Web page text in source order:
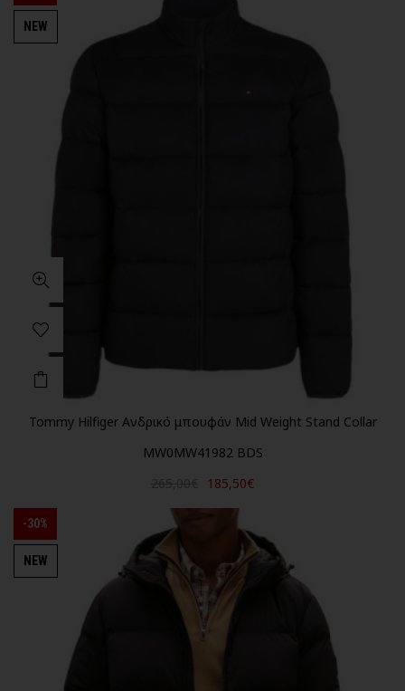
NEW
Tommy Hilfiger Ανδρικό μπουφάν Mid Weight Stand Collar
MW0MW41982 BDS
185,50€
-30%
NEW